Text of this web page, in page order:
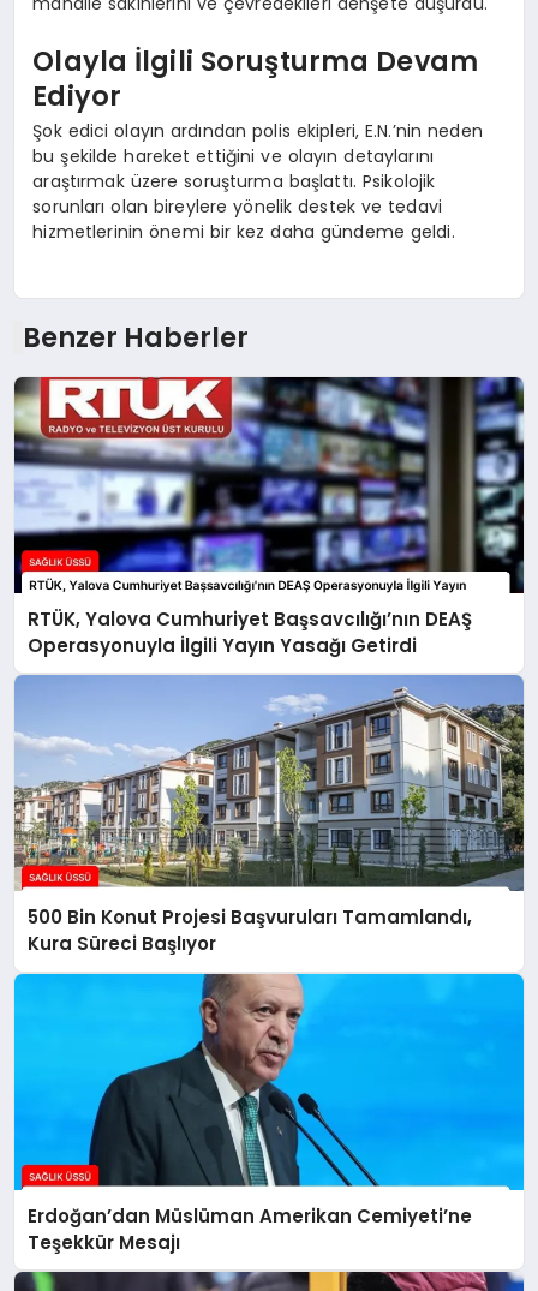
Olayla İlgili Soruşturma Devam
Ediyor
Şok edici olayın ardından polis ekipleri, E.N.’nin neden
bu şekilde hareket ettiğini ve olayın detaylarını
araştırmak üzere soruşturma başlattı. Psikolojik
sorunları olan bireylere yönelik destek ve tedavi
hizmetlerinin önemi bir kez daha gündeme geldi.
Benzer Haberler
RTÜK, Yalova Cumhuriyet Başsavcılığı’nın DEAŞ
Operasyonuyla İlgili Yayın Yasağı Getirdi
500 Bin Konut Projesi Başvuruları Tamamlandı,
Kura Süreci Başlıyor
Erdoğan’dan Müslüman Amerikan Cemiyeti’ne
Teşekkür Mesajı